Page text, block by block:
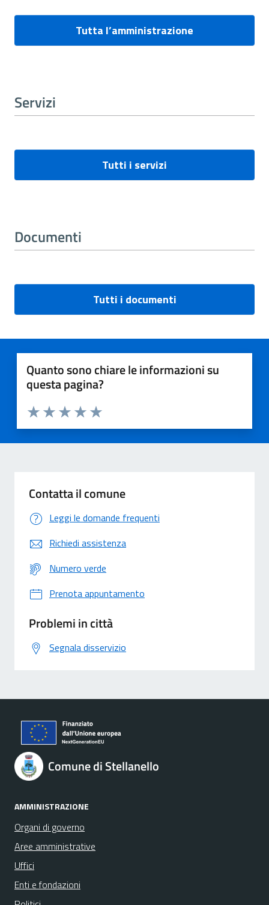
Tutta l’amministrazione
Servizi
Tutti i servizi
Documenti
Tutti i documenti
Quanto sono chiare le informazioni su
questa pagina?
Valuta 5 stelle su 5
Valuta 4 stelle su 5
Valuta 3 stelle su 5
Valuta 2 stelle su 5
Valuta 1 stelle su 5
Contatta il comune
Leggi le domande frequenti
Richiedi assistenza
Numero verde
Prenota appuntamento
Problemi in città
Segnala disservizio
Comune di Stellanello
AMMINISTRAZIONE
Organi di governo
Aree amministrative
Uffici
Enti e fondazioni